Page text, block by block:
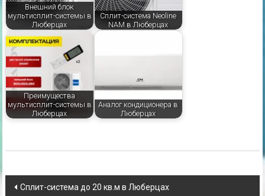
Внешний блок
мультисплит-системы в
Люберцах
Сплит-система Neoline
NAM в Люберцах
Преимущества
мультисплит-системы в
Люберцах
Аналог кондиционера в
Люберцах
Навигация
Сплит-система до 20 кв.м в Люберцах